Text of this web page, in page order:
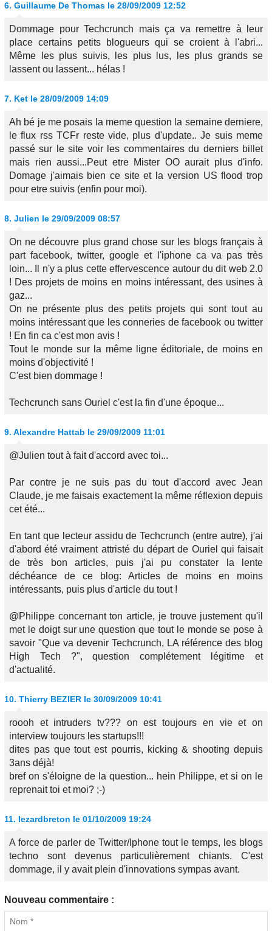
6. Guillaume De Thomas le 28/09/2009 12:52
Dommage pour Techcrunch mais ça va remettre à leur
place certains petits blogueurs qui se croient à l'abri...
Même les plus suivis, les plus lus, les plus grands se
lassent ou lassent... hélas !
7. Ket le 28/09/2009 14:09
Ah bé je me posais la meme question la semaine derniere,
le flux rss TCFr reste vide, plus d'update.. Je suis meme
passé sur le site voir les commentaires du derniers billet
mais rien aussi...Peut etre Mister OO aurait plus d'info.
Domage j'aimais bien ce site et la version US flood trop
pour etre suivis (enfin pour moi).
8. Julien le 29/09/2009 08:57
On ne découvre plus grand chose sur les blogs français à
part facebook, twitter, google et l'iphone ca va pas très
loin... Il n'y a plus cette effervescence autour du dit web 2.0
! Des projets de moins en moins intéressant, des usines à
gaz...
On ne présente plus des petits projets qui sont tout au
moins intéressant que les conneries de facebook ou twitter
! En fin ca c'est mon avis !
Tout le monde sur la même ligne éditoriale, de moins en
moins d'objectivité !
C'est bien dommage !
Techcrunch sans Ouriel c'est la fin d'une époque...
9. Alexandre Hattab le 29/09/2009 11:01
@Julien tout à fait d'accord avec toi...
Par contre je ne suis pas du tout d'accord avec Jean
Claude, je me faisais exactement la même réflexion depuis
cet été...
En tant que lecteur assidu de Techcrunch (entre autre), j'ai
d'abord été vraiment attristé du départ de Ouriel qui faisait
de très bon articles, puis j'ai pu constater la lente
déchéance de ce blog: Articles de moins en moins
intéressants, puis plus d'article du tout !
@Philippe concernant ton article, je trouve justement qu'il
met le doigt sur une question que tout le monde se pose à
savoir "Que va devenir Techcrunch, LA référence des blog
High Tech ?", question complétement légitime et
d'actualité.
10. Thierry BEZIER le 30/09/2009 10:41
roooh et intruders tv??? on est toujours en vie et on
interview toujours les startups!!!
dites pas que tout est pourris, kicking & shooting depuis
3ans déjà!
bref on s'éloigne de la question... hein Philippe, et si on le
reprenait toi et moi? ;-)
11. lezardbreton le 01/10/2009 19:24
A force de parler de Twitter/Iphone tout le temps, les blogs
techno sont devenus particulièrement chiants. C'est
dommage, il y avait plein d'innovations sympas avant.
Nouveau commentaire :